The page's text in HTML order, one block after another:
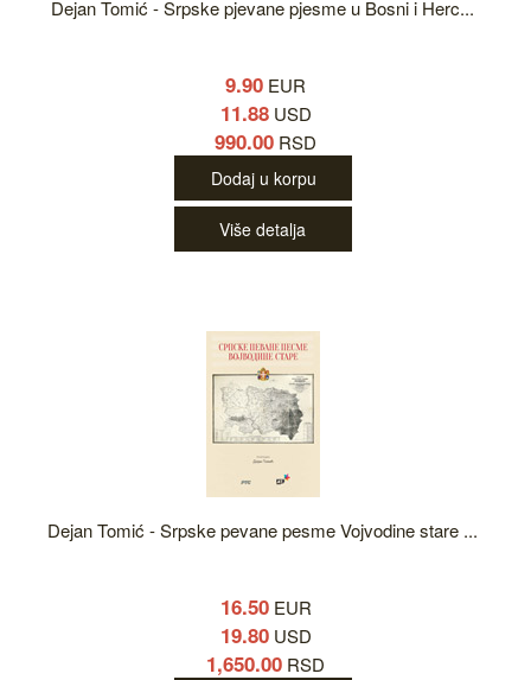
Dejan Tomić - Srpske pjevane pjesme u Bosni i Herc...
9.90 EUR
11.88USD
990.00 RSD
Dodaj u korpu
Više detalja
Dejan Tomić - Srpske pevane pesme Vojvodine stare ...
16.50EUR
19.80USD
1,650.00 RSD